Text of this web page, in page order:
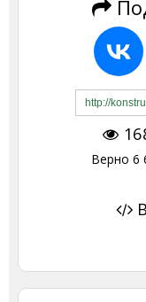
Верно 6